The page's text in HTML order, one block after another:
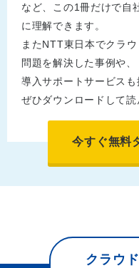
など、この1冊だけで自
に理解できます。
またNTT東日本でクラ
問題を解決した事例や、
導入サポートサービスも
ぜひダウンロードして読
今すぐ無料
クラウ